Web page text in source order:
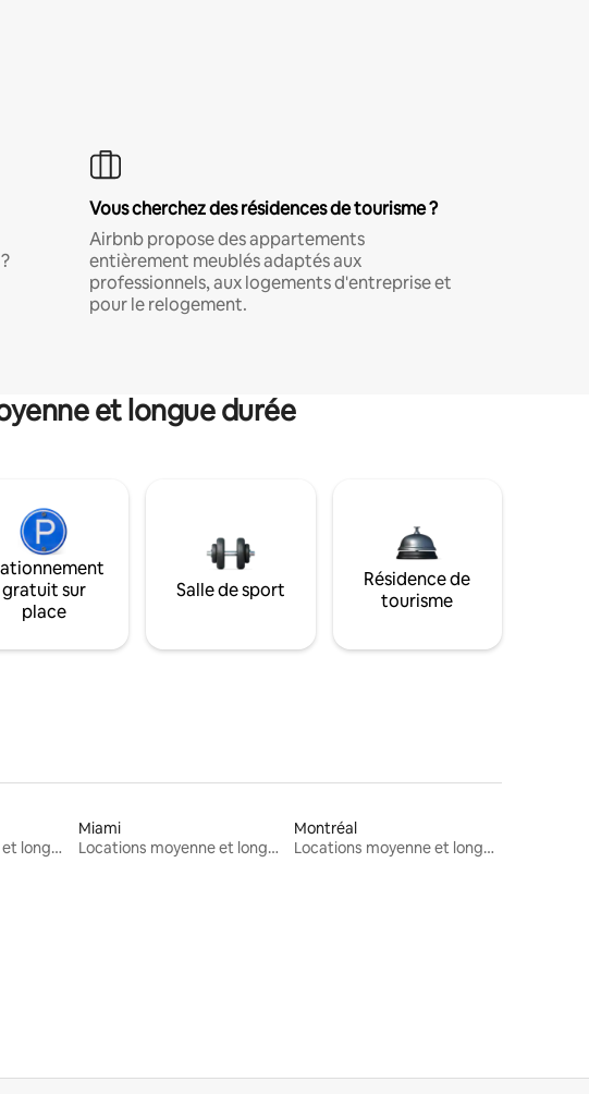
Vous cherchez des résidences de tourisme ?
Airbnb propose des appartements
entièrement meublés adaptés aux
professionnels, aux logements d'entreprise et
pour le relogement.
et longue durée
gratuit sur
place
Salle de sport
Résidence de
tourisme
Locations moyenne et longue durée
Miami
Locations moyenne et longue durée
Montréal
Locations moyenne et longue durée